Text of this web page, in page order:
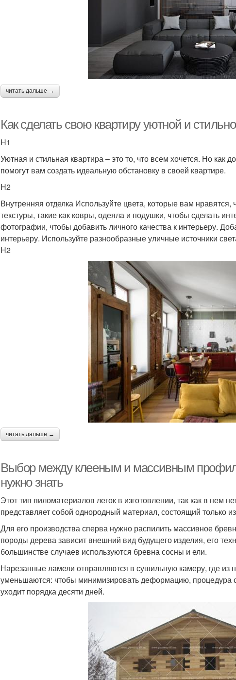
читать дальше →
Как сделать свою квартиру уютной и
H1
Уютная и стильная квартира – это то, что всем хочется. Но как
помогут вам создать идеальную обстановку в своей квартире.
H2
Внутренняя отделка Используйте цвета, которые вам
текстуры, такие как ковры, одеяла и подушки, чтобы сделать
фотографии, чтобы добавить личного качества к интерьеру.
интерьеру. Используйте разнообразные уличные источники
H2
читать дальше →
Выбор между клееным и массивным
нужно знать
Этот тип пиломатериалов легок в изготовлении, так как в нем
представляет собой однородный материал, состоящий только
Для его производства сперва нужно распилить массивное
породы дерева зависит внешний вид будущего изделия, его
большинстве случаев используются бревна сосны и ели.
Нарезанные ламели отправляются в сушильную камеру, где из
уменьшаются: чтобы минимизировать деформацию, процедура
уходит порядка десяти дней.